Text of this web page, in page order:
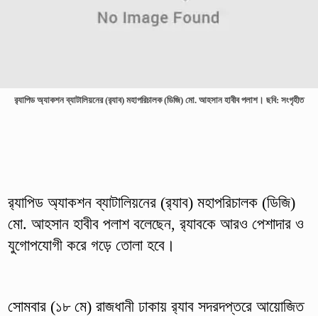
র‌্যাপিড অ্যাকশন ব্যাটালিয়নের (র‌্যাব) মহাপরিচালক (ডিজি) মো. আহসান হাবীব পলাশ। ছবি: সংগৃহীত
র‌্যাপিড অ্যাকশন ব্যাটালিয়নের (র‌্যাব) মহাপরিচালক (ডিজি)
মো. আহসান হাবীব পলাশ বলেছেন, র‌্যাবকে আরও পেশাদার ও
যুগোপযোগী করে গড়ে তোলা হবে।
সোমবার (১৮ মে) রাজধানী ঢাকায় র‌্যাব সদরদপ্তরে আয়োজিত